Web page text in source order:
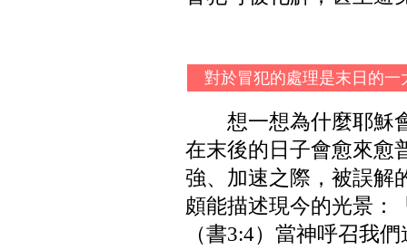
對於冒犯的處理是末日的一
想一想為什麼耶穌
在末後的日子會愈來愈
強、加速之際，被誤解
頗能描述現今的光景：
（書3:4）當神呼召我